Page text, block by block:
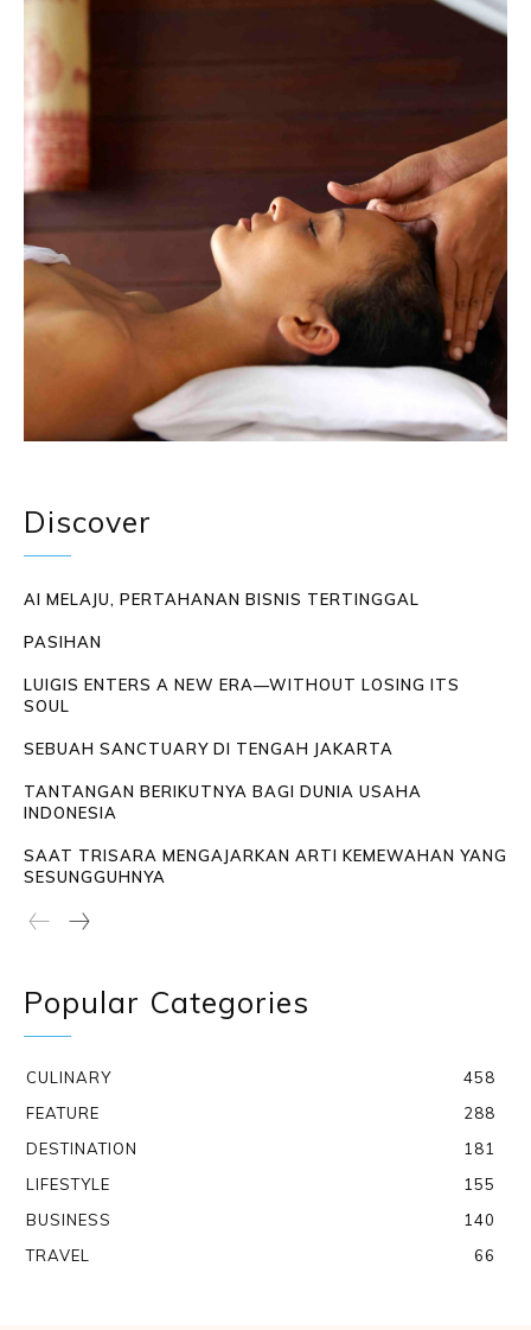
Discover
AI MELAJU, PERTAHANAN BISNIS TERTINGGAL
PASIHAN
LUIGIS ENTERS A NEW ERA—WITHOUT LOSING ITS
SOUL
SEBUAH SANCTUARY DI TENGAH JAKARTA
TANTANGAN BERIKUTNYA BAGI DUNIA USAHA
INDONESIA
SAAT TRISARA MENGAJARKAN ARTI KEMEWAHAN YANG
SESUNGGUHNYA
Popular Categories
CULINARY
458
FEATURE
288
DESTINATION
181
LIFESTYLE
155
BUSINESS
140
TRAVEL
66